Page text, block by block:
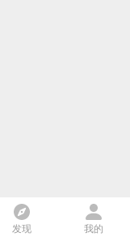
发现 我的